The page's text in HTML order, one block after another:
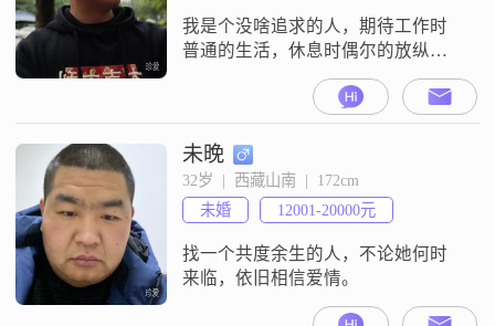
我是个没啥追求的人，期待工作时
普通的生活，休息时偶尔的放纵休
闲，休假时旅游看世界。期待遇见
一个温柔的她，有共同爱好和话
题，平平淡淡得过完一生。PS（俺
爱做饭旅游航拍打游戏，不抽烟不
喝酒不赌博，讨厌酒吧KTV）希望
女生直接大方
未晚
32岁  |  西藏山南  |  172cm
未婚
12001-20000元
找一个共度余生的人，不论她何时
来临，依旧相信爱情。